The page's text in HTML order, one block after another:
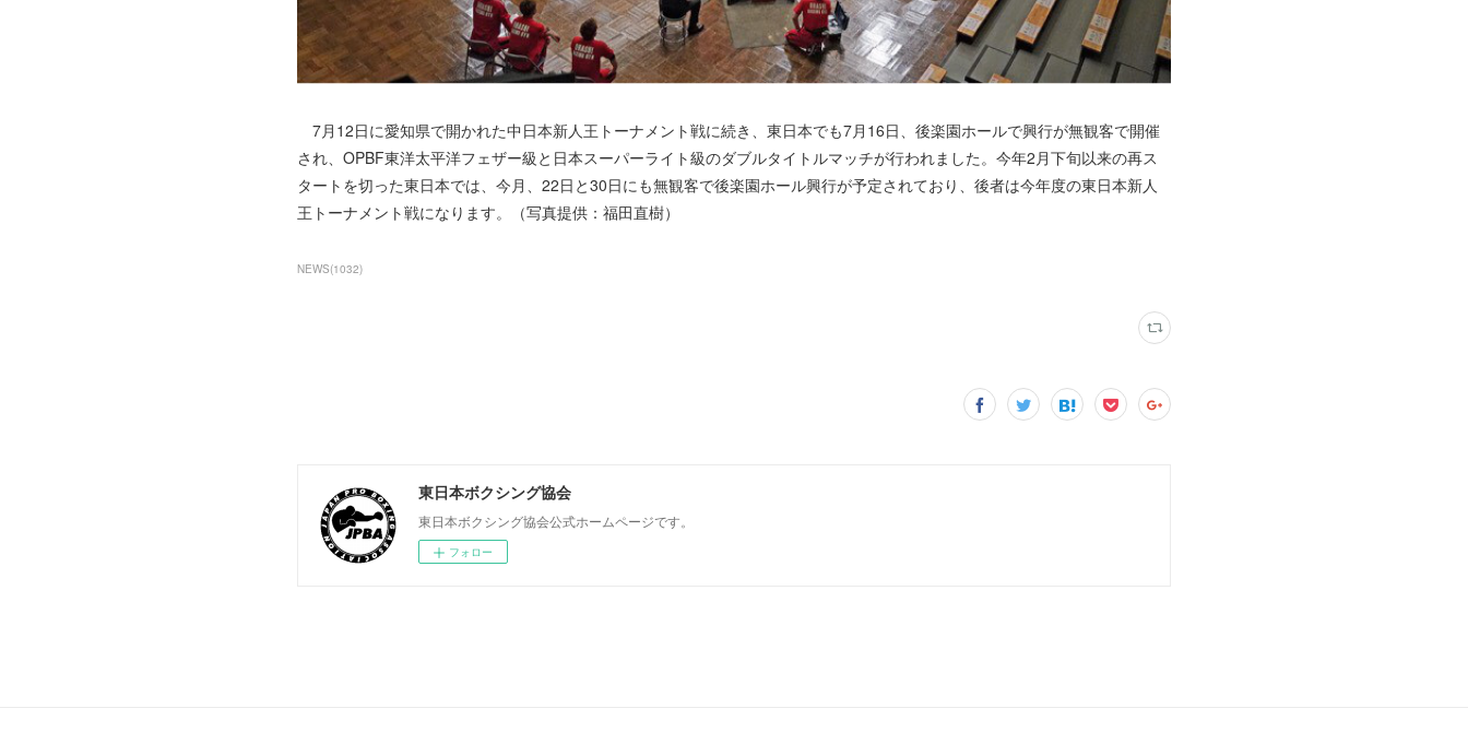
7月12日に愛知県で開かれた中日本新人王トーナメント戦に続き、東日本でも7月16日、後楽園ホールで興行が無観客で開催
され、OPBF東洋太平洋フェザー級と日本スーパーライト級のダブルタイトルマッチが行われました。今年2月下旬以来の再ス
タートを切った東日本では、今月、22日と30日にも無観客で後楽園ホール興行が予定されており、後者は今年度の東日本新人
王トーナメント戦になります。（写真提供：福田直樹）
NEWS(1032)
東日本ボクシング協会
東日本ボクシング協会公式ホームページです。
フォロー